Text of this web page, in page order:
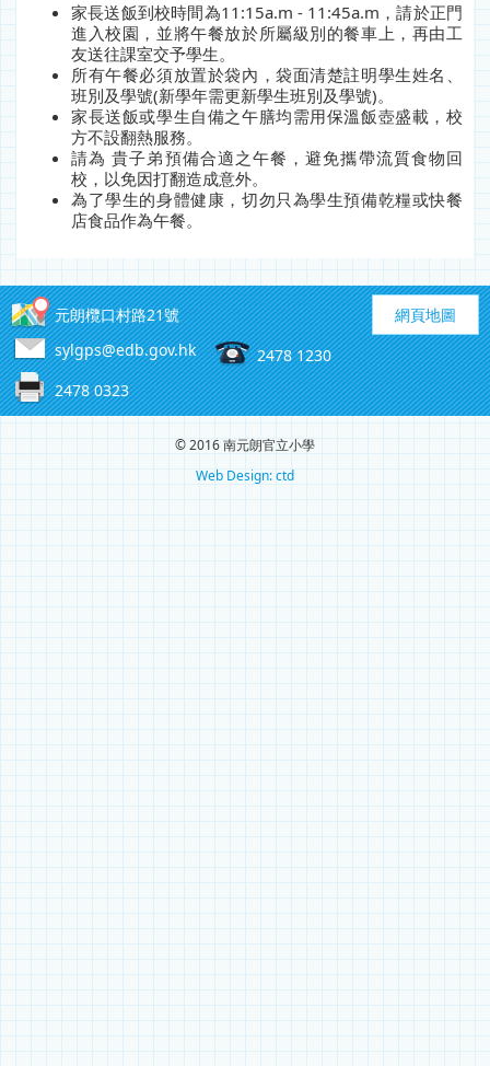
家長送飯到校時間為11:15a.m - 11:45a.m，請於正門
進入校園，並將午餐放於所屬級別的餐車上，再由工
友送往課室交予學生。
所有午餐必須放置於袋內，袋面清楚註明學生姓名、
班別及學號(新學年需更新學生班別及學號)。
家長送飯或學生自備之午膳均需用保溫飯壺盛載，校
方不設翻熱服務。
請為 貴子弟預備合適之午餐，避免攜帶流質食物回
校，以免因打翻造成意外。
為了學生的身體健康，切勿只為學生預備乾糧或快餐
店食品作為午餐。
網頁地圖
元朗欖口村路21號
sylgps@edb.gov.hk
2478 1230
2478 0323
© 2016 南元朗官立小學
Web Design: ctd